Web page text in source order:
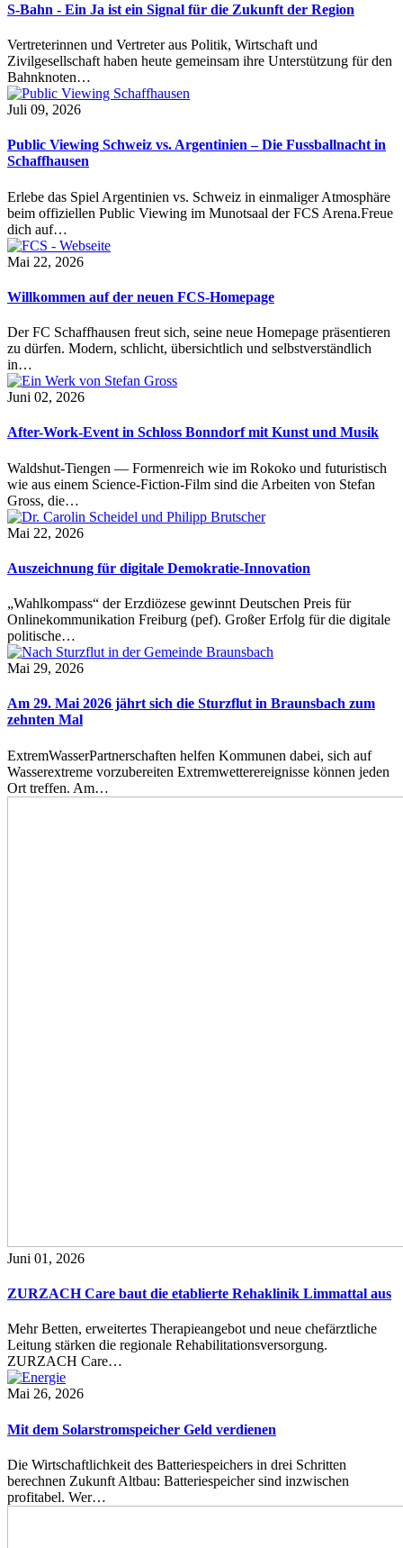
S-Bahn - Ein Ja ist ein Signal für die Zukunft der Region
Vertreterinnen und Vertreter aus Politik, Wirtschaft und
Zivilgesellschaft haben heute gemeinsam ihre Unterstützung für den
Bahnknoten…
Juli 09, 2026
Public Viewing Schweiz vs. Argentinien – Die Fussballnacht in
Schaffhausen
Erlebe das Spiel Argentinien vs. Schweiz in einmaliger Atmosphäre
beim offiziellen Public Viewing im Munotsaal der FCS Arena.Freue
dich auf…
Mai 22, 2026
Willkommen auf der neuen FCS-Homepage
Der FC Schaffhausen freut sich, seine neue Homepage präsentieren
zu dürfen. Modern, schlicht, übersichtlich und selbstverständlich
in…
Juni 02, 2026
After-Work-Event in Schloss Bonndorf mit Kunst und Musik
Waldshut-Tiengen — Formenreich wie im Rokoko und futuristisch
wie aus einem Science-Fiction-Film sind die Arbeiten von Stefan
Gross, die…
Mai 22, 2026
Auszeichnung für digitale Demokratie-Innovation
„Wahlkompass“ der Erzdiözese gewinnt Deutschen Preis für
Onlinekommunikation Freiburg (pef). Großer Erfolg für die digitale
politische…
Mai 29, 2026
Am 29. Mai 2026 jährt sich die Sturzflut in Braunsbach zum
zehnten Mal
ExtremWasserPartnerschaften helfen Kommunen dabei, sich auf
Wasserextreme vorzubereiten Extremwetterereignisse können jeden
Ort treffen. Am…
Juni 01, 2026
ZURZACH Care baut die etablierte Rehaklinik Limmattal aus
Mehr Betten, erweitertes Therapieangebot und neue chefärztliche
Leitung stärken die regionale Rehabilitationsversorgung.
ZURZACH Care…
Mai 26, 2026
Mit dem Solarstromspeicher Geld verdienen
Die Wirtschaftlichkeit des Batteriespeichers in drei Schritten
berechnen Zukunft Altbau: Batteriespeicher sind inzwischen
profitabel. Wer…